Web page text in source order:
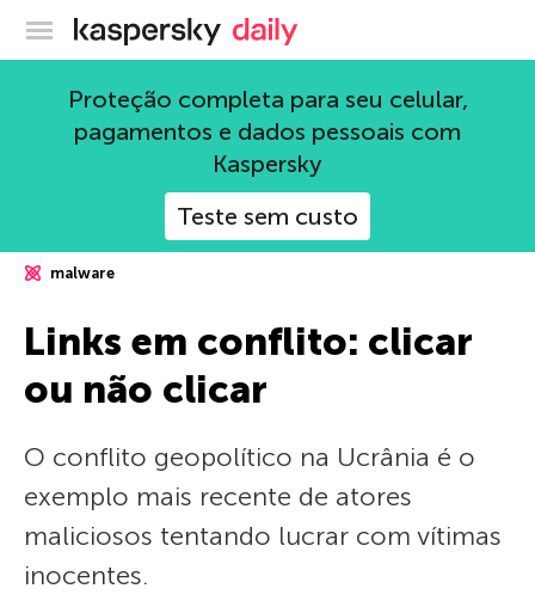
Blog oficial da Kaspersky
Proteção completa para seu celular,
pagamentos e dados pessoais com
Kaspersky
Teste sem custo
malware
Links em conflito: clicar
ou não clicar
O conflito geopolítico na Ucrânia é o
exemplo mais recente de atores
maliciosos tentando lucrar com vítimas
inocentes.